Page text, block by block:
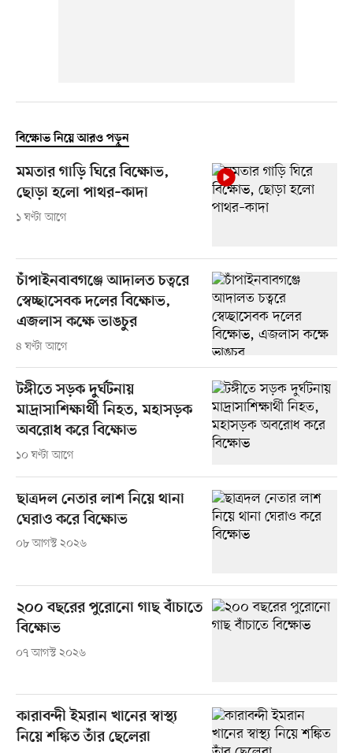
বিক্ষোভ নিয়ে আরও পড়ুন
মমতার গাড়ি ঘিরে বিক্ষোভ,
ছোড়া হলো পাথর–কাদা
১ ঘণ্টা আগে
চাঁপাইনবাবগঞ্জে আদালত চত্বরে
স্বেচ্ছাসেবক দলের বিক্ষোভ,
এজলাস কক্ষে ভাঙচুর
৪ ঘণ্টা আগে
টঙ্গীতে সড়ক দুর্ঘটনায়
মাদ্রাসাশিক্ষার্থী নিহত, মহাসড়ক
অবরোধ করে বিক্ষোভ
১০ ঘণ্টা আগে
ছাত্রদল নেতার লাশ নিয়ে থানা
ঘেরাও করে বিক্ষোভ
০৮ আগস্ট ২০২৬
২০০ বছরের পুরোনো গাছ বাঁচাতে
বিক্ষোভ
০৭ আগস্ট ২০২৬
কারাবন্দী ইমরান খানের স্বাস্থ্য
নিয়ে শঙ্কিত তাঁর ছেলেরা